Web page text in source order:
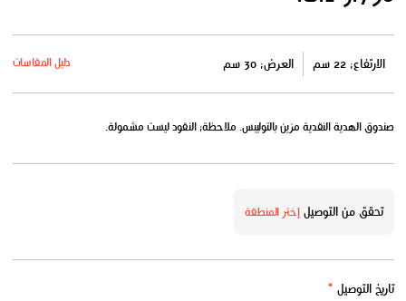
الارتفاع: 22 سم العرض: 30 سم دليل المقاسات
صندوق الهدية النقدية مزين بالتوليبس. ملاحظة: النقود ليست مشمولة.
تحقق من التوصيلإختر المنطقة
تاريخ التوصيل *